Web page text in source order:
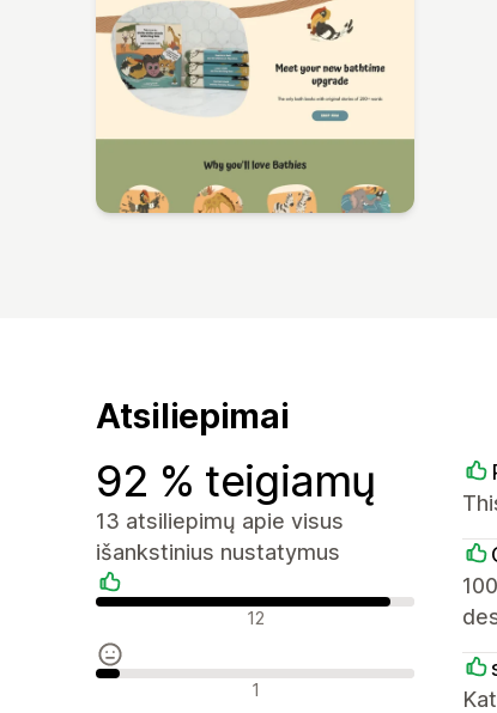
Atsiliepimai
92 % teigiamų
13 atsiliepimų apie visus
išankstinius nustatymus
Teigiami atsiliepimai
12
Neutralūs atsiliepimai
1